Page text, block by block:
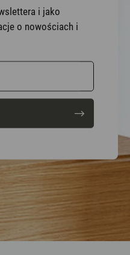
i jako
o nowościach i